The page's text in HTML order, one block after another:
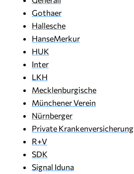
Gothaer
Hallesche
HanseMerkur
HUK
Inter
LKH
Mecklenburgische
Münchener Verein
Nürnberger
Private Krankenversicherung
R+V
SDK
Signal Iduna